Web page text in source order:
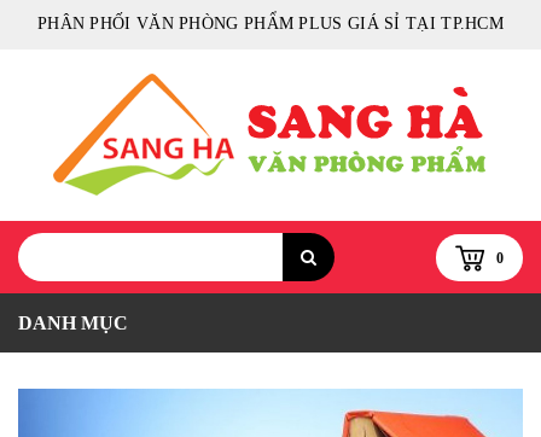
PHÂN PHỐI VĂN PHÒNG PHẨM PLUS GIÁ SỈ TẠI TP.HCM
0
DANH MỤC